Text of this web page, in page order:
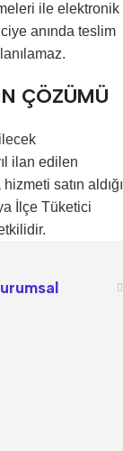
ile elektronik
anında teslim
ÇÖZÜMÜ
ilan edilen
satın aldığı
İlçe Tüketici